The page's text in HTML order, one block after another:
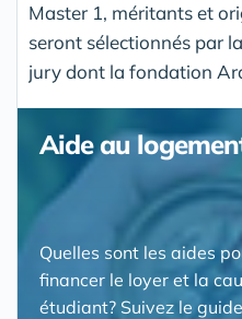
Master 1, méritants et
seront sélectionnés par
jury dont la fondation
Aide au
Quelles sont les aides
financer le loyer et la
étudiant? Suivez le